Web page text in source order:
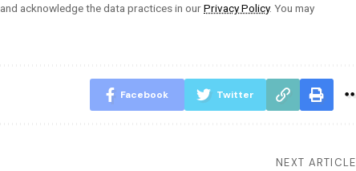
and acknowledge the data practices in ourPrivacy Policy. You may
Facebook Twitter
NEXT ARTICLE